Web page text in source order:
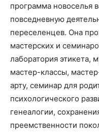
программа новоселья
повседневную
переселенцев. Она
мастерских и
лаборатория этикета,
мастер-классы,
арту, семинар для
психологического
генеалогии,
преемственности